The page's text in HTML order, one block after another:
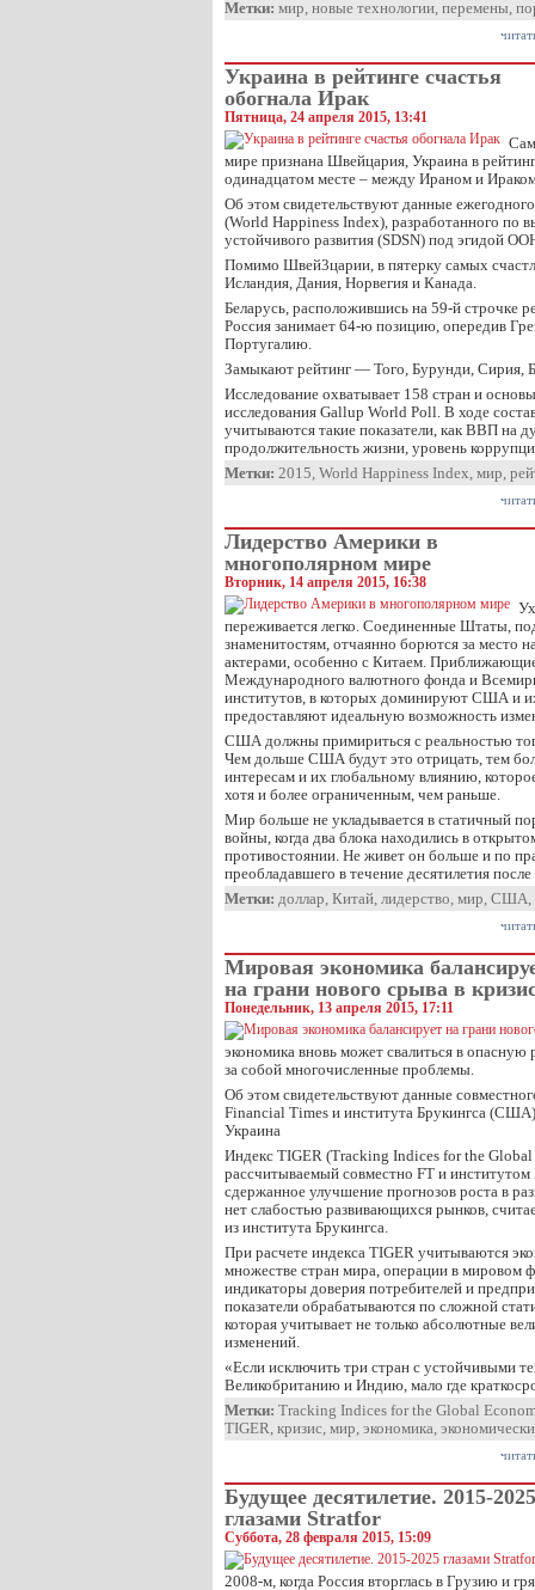
Метки: мир, новые технологии, перемены,
Украина в рейтинге счастья
обогнала Ирак
Пятница, 24 апреля 2015, 13:41
мире признана Швейцария, Украина в
одинадцатом месте – между Ираном и
Об этом свидетельствуют данные
(World Happiness Index), разработанного по
устойчивого развития (SDSN) под эгидой
Помимо Швей3царии, в пятерку самых
Исландия, Дания, Норвегия и Канада.
Беларусь, расположившись на 59-й строчке
Россия занимает 64-ю позицию, опередив
Португалию.
Замыкают рейтинг — Того, Бурунди, Сирия,
Исследование охватывает 158 стран и
исследования Gallup World Poll. В ходе
учитываются такие показатели, как ВВП на
продолжительность жизни, уровень
Метки: 2015, World Happiness Index, мир,
Лидерство Америки в
многополярном мире
Вторник, 14 апреля 2015, 16:38
переживается легко. Соединенные Штаты,
знаменитостям, отчаянно борются за место
актерами, особенно с Китаем.
Международного валютного фонда и
институтов, в которых доминируют США и
предоставляют идеальную возможность
США должны примириться с реальностью
Чем дольше США будут это отрицать, тем
интересам и их глобальному влиянию,
хотя и более ограниченным, чем раньше.
Мир больше не укладывается в статичный
войны, когда два блока находились в
противостоянии. Не живет он больше и по
преобладавшего в течение десятилетия
Метки: доллар, Китай, лидерство, мир, США,
Мировая экономика
на грани нового срыва в
Понедельник, 13 апреля 2015, 17:11
экономика вновь может свалиться в опасную
за собой многочисленные проблемы.
Об этом свидетельствуют данные
Financial Times и института Брукингса
Украина
Индекс TIGER (Tracking Indices for the
рассчитываемый совместно FT и институтом
сдержанное улучшение прогнозов роста в
нет слабостью развивающихся рынков,
из института Брукингса.
При расчете индекса TIGER учитываются
множестве стран мира, операции в мировом
индикаторы доверия потребителей и
показатели обрабатываются по сложной
которая учитывает не только абсолютные
изменений.
«Если исключить три стран с устойчивыми
Великобританию и Индию, мало где
Метки: Tracking Indices for the Global
TIGER, кризис, мир, экономика,
Будущее десятилетие. 2015-2025
глазами Stratfor
Суббота, 28 февраля 2015, 15:09
2008-м, когда Россия вторглась в Грузию и